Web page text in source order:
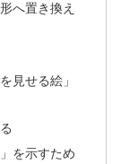
へ置き換え
見せる絵」
を示すため